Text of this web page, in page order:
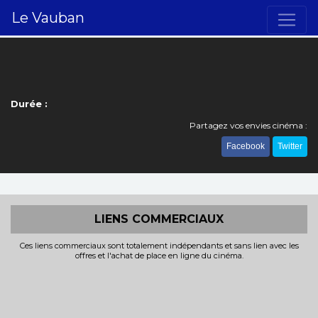
Le Vauban
Durée :
Partagez vos envies cinéma :
Facebook Twitter
LIENS COMMERCIAUX
Ces liens commerciaux sont totalement indépendants et sans lien avec les
offres et l'achat de place en ligne du cinéma.